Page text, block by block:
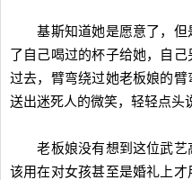
基斯知道她是愿意了，但
了自己喝过的杯子给她，自
过去，臂弯绕过她老板娘的
送出迷死人的微笑，轻轻点头
老板娘没有想到这位武艺
该用在对女孩甚至是婚礼上